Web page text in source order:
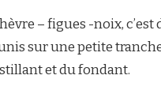
– figues -noix,
sur une petite
et du fondant.